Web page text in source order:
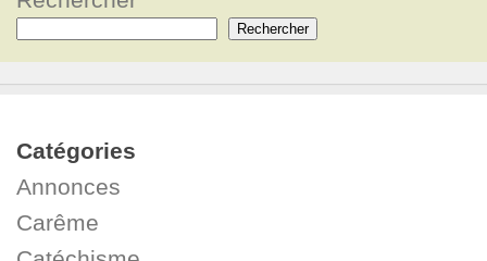
Rechercher
Catégories
Annonces
Carême